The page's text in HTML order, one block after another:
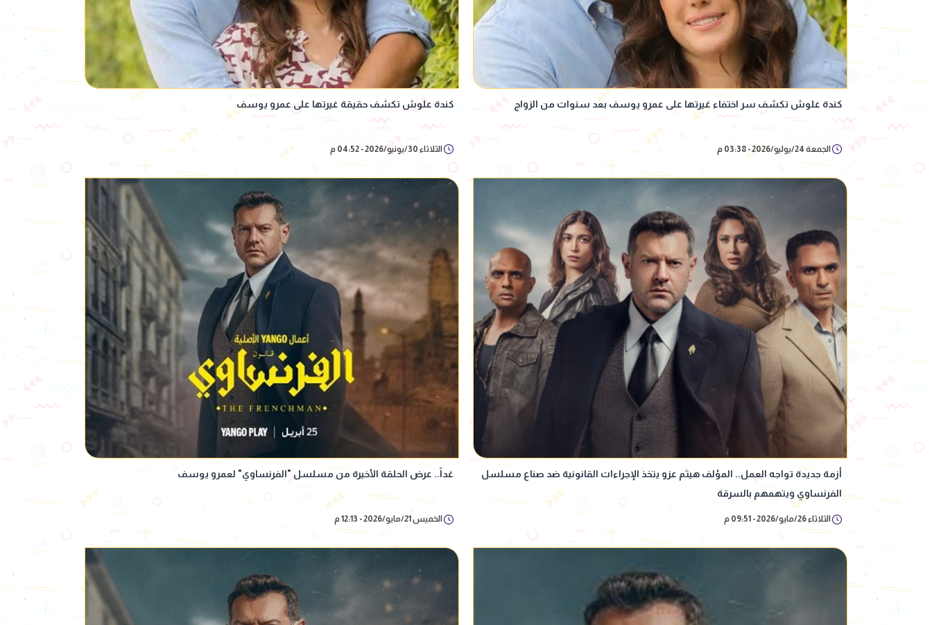
كندة علوش تكشف سر اختفاء غيرتها على عمرو يوسف بعد سنوات من الزواج
الجمعة 24/يوليو/2026 - 03:38 م
كندة علوش تكشف حقيقة غيرتها على عمرو يوسف
الثلاثاء 30/يونيو/2026 - 04:52 م
أزمة جديدة تواجه العمل.. المؤلف هيثم عزو يتخذ الإجراءات القانونية ضد صناع مسلسل
الفرنساوي ويتهمهم بالسرقة
الثلاثاء 26/مايو/2026 - 09:51 م
غداً.. عرض الحلقة الأخيرة من مسلسل "الفرنساوي" لعمرو يوسف
الخميس 21/مايو/2026 - 12:13 م